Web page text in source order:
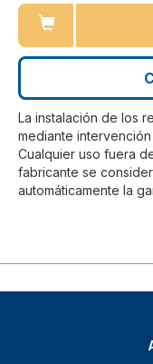
La instalación de los
mediante
Cualquier uso fuera
fabricante se
automáticamente la